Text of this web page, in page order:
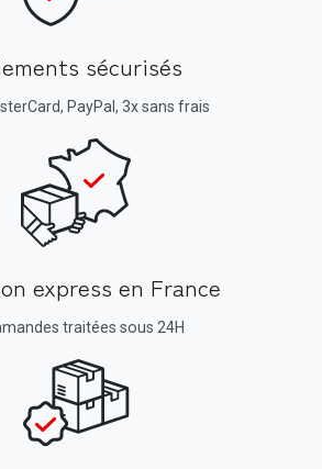
sécurisés
PayPal, 3x sans frais
express en France
traitées sous 24H